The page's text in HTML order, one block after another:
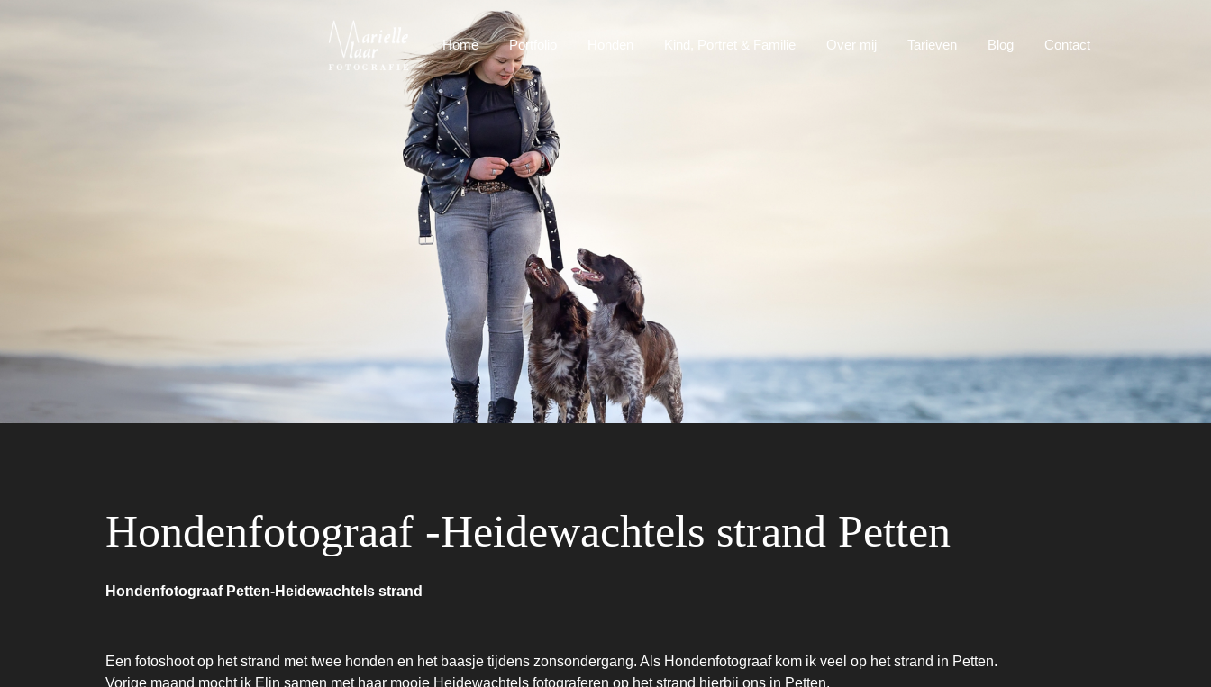
Home Portfolio Kind, Portret & Familie Over mij Tarieven Blog Contact
Hondenfotograaf -Heidewachtels strand Petten
Hondenfotograaf Petten-Heidewachtels strand
Een fotoshoot op het strand met twee honden en het baasje tijdens zonsondergang. Als Hondenfotograaf kom ik veel op het strand in Petten.
Vorige maand mocht ik Elin samen met haar mooie Heidewachtels fotograferen op het strand hierbij ons in Petten.